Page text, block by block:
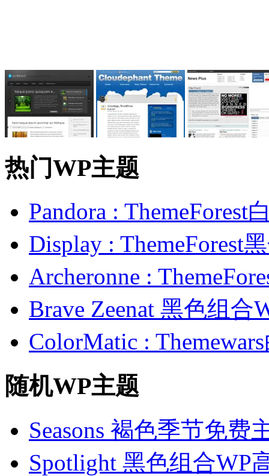
热门WP主题
Pandora : ThemeForest
Display : ThemeForest
Archeronne :
Brave Zeenat 黑色组合
ColorMatic :
随机WP主题
Seasons 褐色季节免费
Spotlight 黑色组合WP